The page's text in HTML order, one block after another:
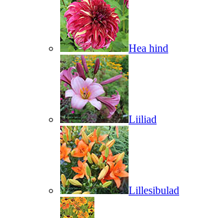
Hea hind
Liiliad
Lillesibulad